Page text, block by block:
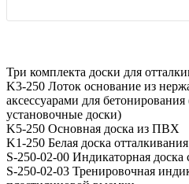
Три комплекта доски для
K3-250 Лоток основание из
аксессуарами для
установочные доски)
K5-250 Основная доска из ПВХ
K1-250 Белая доска
S-250-02-00 Индикаторная
S-250-02-03 Тренировочная